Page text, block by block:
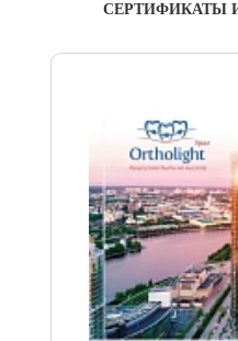
СЕРТИФИКАТЫ